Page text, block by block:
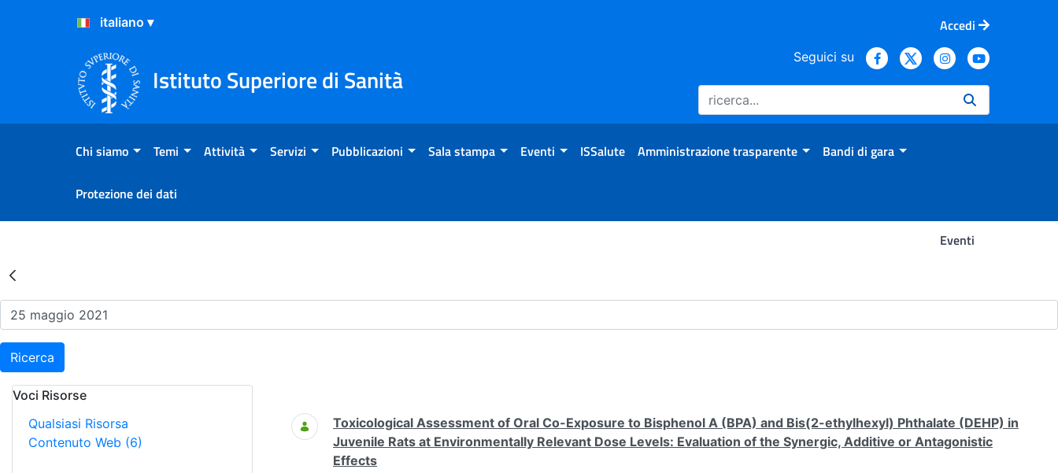
Salta al Contenuto
Salta al Footer
Accedi
Istituto Superiore di Sanità
Seguici su
Chi siamo Temi Attività Servizi Pubblicazioni Sala stampa Eventi ISSalute Amministrazione trasparente Bandi di gara
Protezione dei dati
Eventi
Risultati della Ricerca - Eventi
Ricerca
Voci Risorse
Qualsiasi Risorsa
Contenuto Web (6)
Ricerca
Toxicological Assessment of Oral Co-Exposure to Bisphenol A (BPA) and Bis(2-ethylhexyl) Phthalate (DEHP) in
Juvenile Rats at Environmentally Relevant Dose Levels: Evaluation of the Synergic, Additive or Antagonistic
Effects